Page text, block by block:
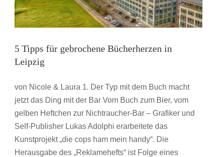
5 Tipps für gebrochene Bücherherzen in
Leipzig
von Nicole & Laura 1. Der Typ mit dem Buch macht
jetzt das Ding mit der Bar Vom Buch zum Bier, vom
gelben Heftchen zur Nichtraucher-Bar – Grafiker und
Self-Publisher Lukas Adolphi erarbeitete das
Kunstprojekt „die cops ham mein handy“. Die
Herausgabe des „Reklamehefts“ ist Folge eines